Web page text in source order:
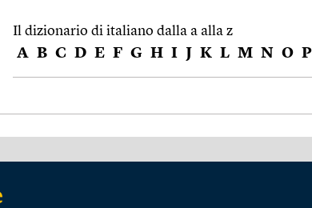
Il dizionario di italiano dalla a alla z
A B C D E F G H I J K L M N O P